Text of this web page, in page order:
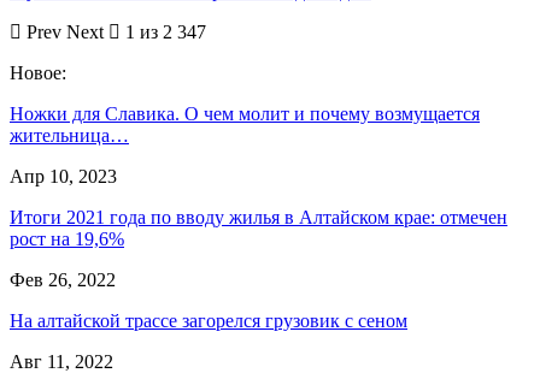
Prev Next
1 из 2 347
Новое:
Ножки для Славика. О чем молит и почему возмущается
жительница…
Апр 10, 2023
Итоги 2021 года по вводу жилья в Алтайском крае: отмечен
рост на 19,6%
Фев 26, 2022
На алтайской трассе загорелся грузовик с сеном
Авг 11, 2022